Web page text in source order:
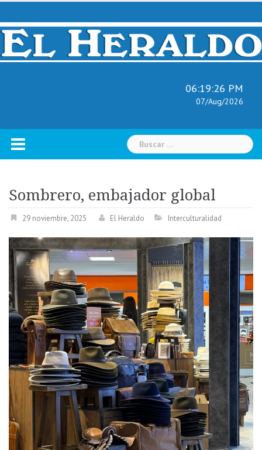
Skip
content
06:19:27 PM
07/Aug/2026
Buscar:
Sombrero, embajador global
29 noviembre, 2025 El Heraldo Interculturalidad